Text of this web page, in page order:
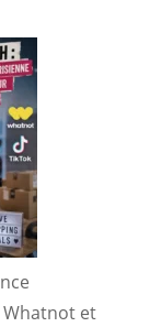
et